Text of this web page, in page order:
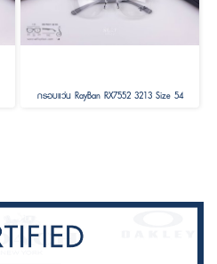
กรอบแว่น RayBan RX7552 3213 Size 54